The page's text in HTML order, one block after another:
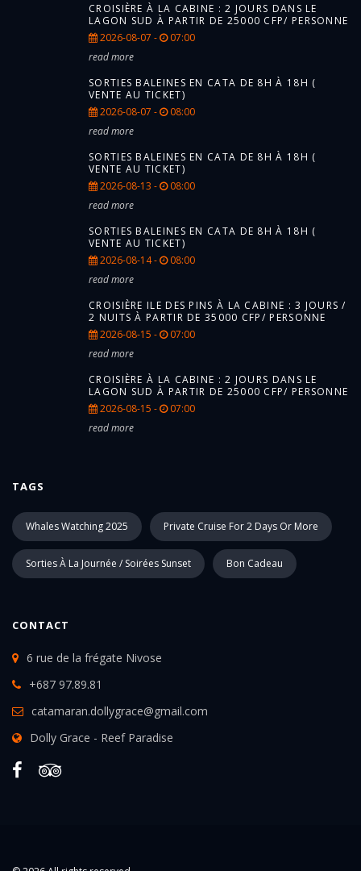
CROISIÈRE À LA CABINE : 2 JOURS DANS LE
LAGON SUD À PARTIR DE 25000 CFP/ PERSONNE
2026-08-07 -
07:00
read more
SORTIES BALEINES EN CATA DE 8H À 18H (
VENTE AU TICKET)
2026-08-07 -
08:00
read more
SORTIES BALEINES EN CATA DE 8H À 18H (
VENTE AU TICKET)
2026-08-13 -
08:00
read more
SORTIES BALEINES EN CATA DE 8H À 18H (
VENTE AU TICKET)
2026-08-14 -
08:00
read more
CROISIÈRE ILE DES PINS À LA CABINE : 3 JOURS /
2 NUITS À PARTIR DE 35000 CFP/ PERSONNE
2026-08-15 -
07:00
read more
CROISIÈRE À LA CABINE : 2 JOURS DANS LE
LAGON SUD À PARTIR DE 25000 CFP/ PERSONNE
2026-08-15 -
07:00
read more
TAGS
Whales Watching 2025 Private Cruise For 2 Days Or More
Sorties À La Journée / Soirées Sunset Bon Cadeau
CONTACT
6 rue de la frégate Nivose
+687 97.89.81
catamaran.dollygrace@gmail.com
Dolly Grace - Reef Paradise